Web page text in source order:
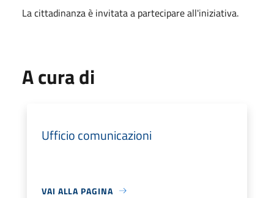
La cittadinanza è invitata a partecipare all'iniziativa.
A cura di
Ufficio comunicazioni
VAI ALLA PAGINA